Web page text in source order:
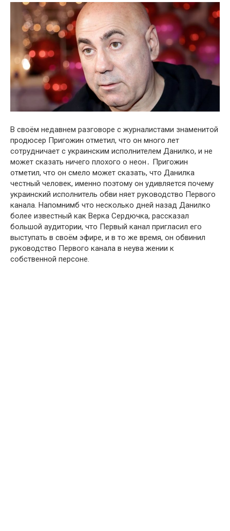
В своём недавнем разговоре с журналистами знаменитой
продюсер Пригожин отметил, что он много лет
сотрудничает с украинским исполнителем Данилко, и не
может сказать ничего плохого о неон․ Пригожин
отметил, что он смело может сказать, что Данилка
честный человек, именно поэтому он удивляется почему
украинский исполнитель обви няет руководство Первого
канала. Напомнимб что несколько дней назад Данилко
более известный как Верка Сердючка, рассказал
большой аудитории, что Первый канал пригласил его
выступать в своём эфире, и в то же время, он обвинил
руководство Первого канала в неува жении к
собственной персоне.